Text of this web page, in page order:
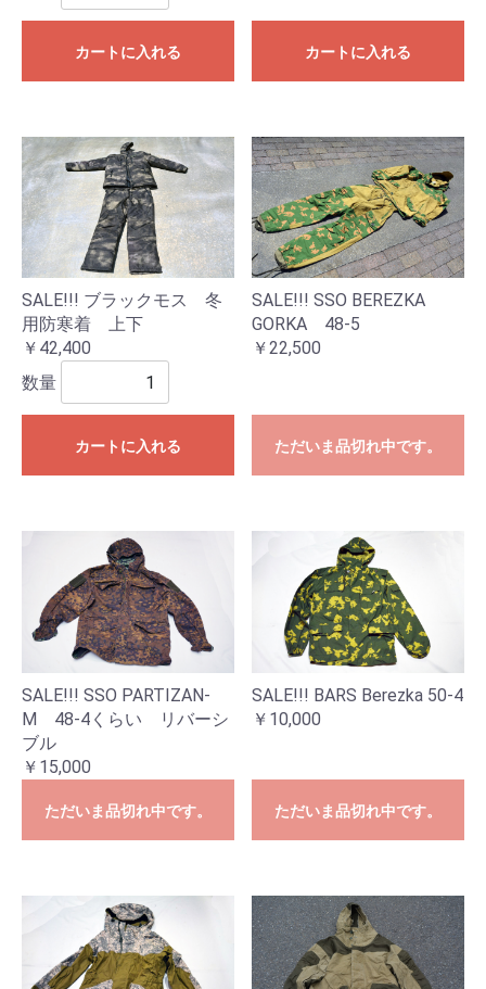
カートに入れる カートに入れる
SALE!!! ブラックモス 冬
用防寒着 上下
￥42,400
数量
カートに入れる
SALE!!! SSO BEREZKA
GORKA 48-5
￥22,500
ただいま品切れ中です。
SALE!!! SSO PARTIZAN-
M 48-4くらい リバーシ
ブル
￥15,000
ただいま品切れ中です。
SALE!!! BARS Berezka 50-4
￥10,000
ただいま品切れ中です。